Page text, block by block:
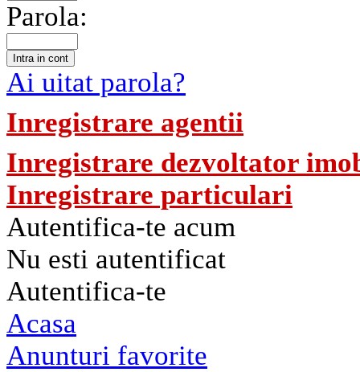
Parola:
Ai uitat parola?
Inregistrare agentii
Inregistrare dezvoltator
Inregistrare particulari
Autentifica-te acum
Nu esti autentificat
Autentifica-te
Acasa
Anunturi favorite